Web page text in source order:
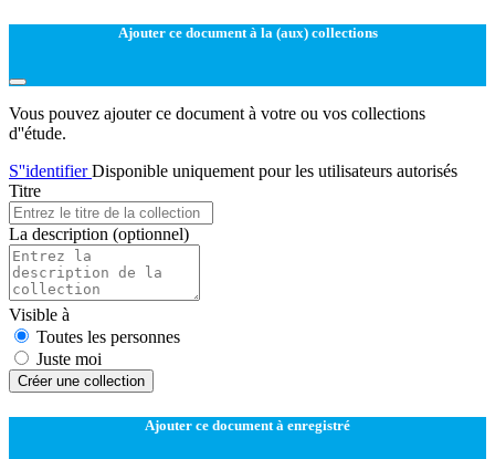
Ajouter ce document à la (aux) collections
Vous pouvez ajouter ce document à votre ou vos collections
d''étude.
S''identifierDisponible uniquement pour les utilisateurs autorisés
Titre
La description (optionnel)
Visible à
Toutes les personnes
Juste moi
Créer une collection
Ajouter ce document à enregistré